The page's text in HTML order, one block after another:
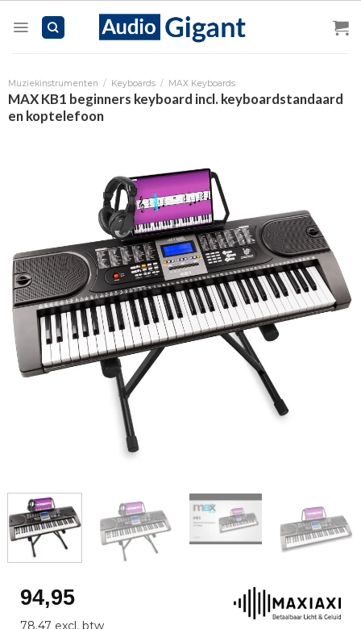
Muziekinstrumenten / Keyboards / MAX Keyboards
MAX KB1 beginners keyboard incl. keyboardstandaard
en koptelefoon
94,95
78.47 excl. btw